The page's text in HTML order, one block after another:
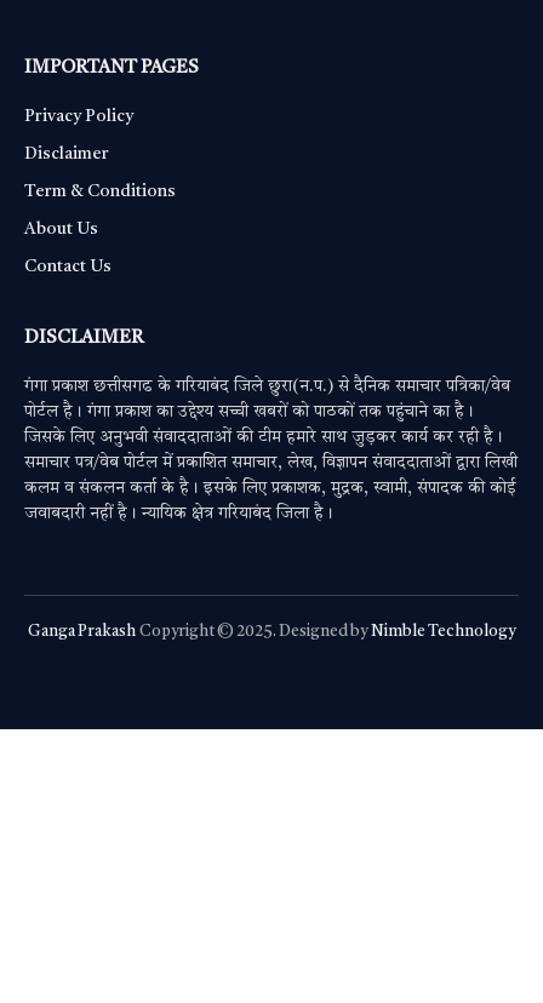
IMPORTANT PAGES
Privacy Policy
Disclaimer
Term & Conditions
About Us
Contact Us
DISCLAIMER
गंगा प्रकाश छत्तीसगढ के गरियाबंद जिले छुरा(न.प.) से दैनिक समाचार पत्रिका/वेब
पोर्टल है। गंगा प्रकाश का उद्देश्य सच्ची खबरों को पाठकों तक पहुंचाने का है।
जिसके लिए अनुभवी संवाददाताओं की टीम हमारे साथ जुड़कर कार्य कर रही है।
समाचार पत्र/वेब पोर्टल में प्रकाशित समाचार, लेख, विज्ञापन संवाददाताओं द्वारा लिखी
कलम व संकलन कर्ता के है। इसके लिए प्रकाशक, मुद्रक, स्वामी, संपादक की कोई
जवाबदारी नहीं है। न्यायिक क्षेत्र गरियाबंद जिला है।
Ganga Prakash Copyright © 2025. Designed byNimble Technology